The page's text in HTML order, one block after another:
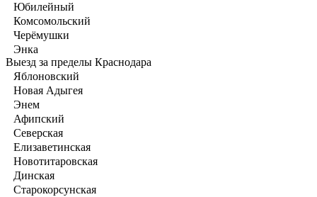
Юбилейный
Комсомольский
Черёмушки
Энка
Выезд за пределы Краснодара
Яблоновский
Новая Адыгея
Энем
Афипский
Северская
Елизаветинская
Новотитаровская
Динская
Старокорсунская